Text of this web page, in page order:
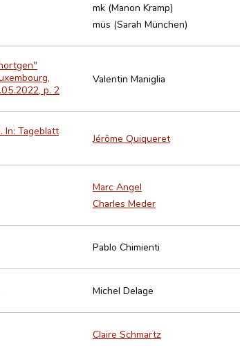
mk (Manon Kramp)
müs (Sarah München)
p. 2
Valentin Maniglia
In: Tageblatt
Jérôme Quiqueret
Marc Angel
Charles Meder
Pablo Chimienti
Michel Delage
Claire Schmartz